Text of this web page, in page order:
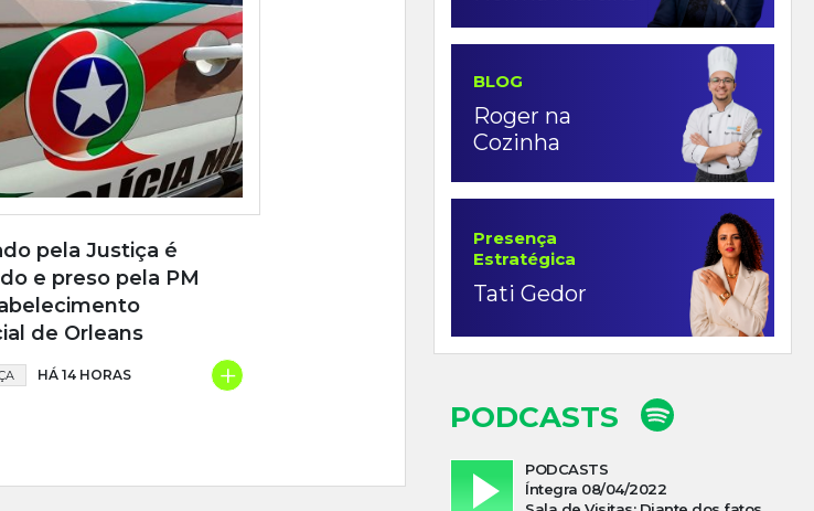
pela Justiça é
e preso pela PM
de Orleans
HÁ 14 HORAS +
BLOG
Roger na
Cozinha
Presença
Estratégica
Tati Gedor
PODCASTS
PODCASTS
Íntegra 08/04/2022